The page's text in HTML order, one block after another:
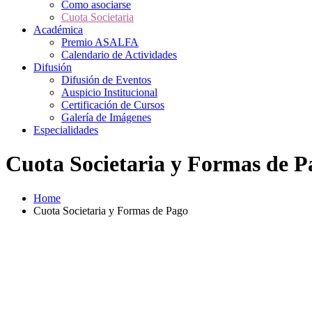
Como asociarse
Cuota Societaria
Académica
Premio ASALFA
Calendario de Actividades
Difusión
Difusión de Eventos
Auspicio Institucional
Certificación de Cursos
Galería de Imágenes
Especialidades
Cuota Societaria y Formas de
Home
Cuota Societaria y Formas de Pago